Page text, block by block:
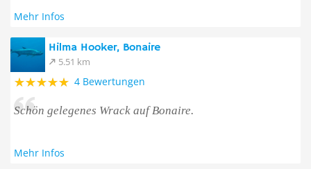
Mehr Infos
Hilma Hooker, Bonaire
5.51 km
4 Bewertungen
Schön gelegenes Wrack auf Bonaire.
Mehr Infos